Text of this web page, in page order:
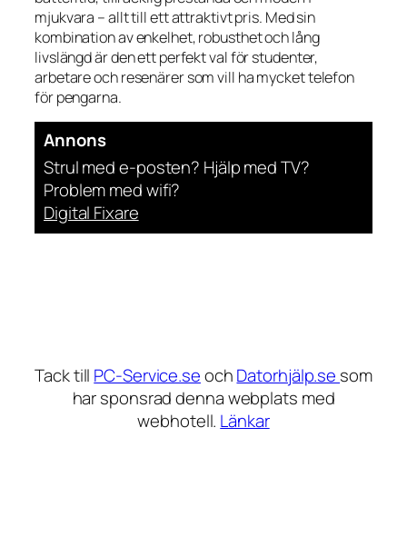
mjukvara – allt till ett attraktivt pris. Med sin
kombination av enkelhet, robusthet och lång
livslängd är den ett perfekt val för studenter,
arbetare och resenärer som vill ha mycket telefon
för pengarna.
Annons
Strul med e-posten? Hjälp med TV?
Problem med wifi?
Digital Fixare
Tack till PC-Service.seochDatorhjälp.se som
har sponsrad denna webplats med
webhotell. Länkar